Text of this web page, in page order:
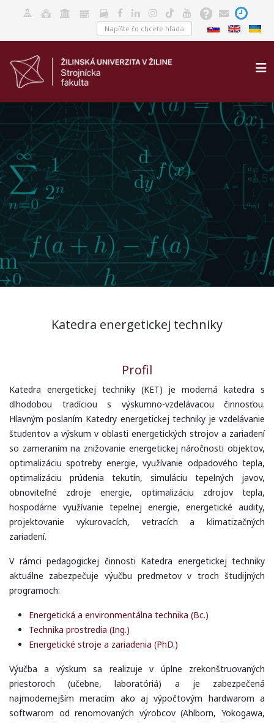
Katedra energetickej techniky
Profil
Katedra energetickej techniky (KET) je moderná katedra s
dlhodobou tradíciou s výskumno-vzdelávacou činnosťou.
Hlavným poslaním Katedry energetickej techniky je vzdelávanie
študentov a výskum v oblasti energetických strojov a zariadení
so zameraním na znižovanie energetickej náročnosti objektov,
optimalizáciu spotreby energie, využívanie odpadového tepla,
optimalizáciu prúdenia tekutín, simuláciu tepelných javov,
obnoviteľné zdroje energie, optimalizáciu zdrojov tepla,
hospodárne využívanie tepelnej energie, energetické audity,
projektovanie vykurovacích, vetracích a klimatizačných
zariadení.
V rámci pedagogickej činnosti Katedra energetickej techniky
aktuálne zabezpečuje výučbu predmetov v troch študijných
programoch:
Energetická a environmentálna technika (Bc.)
Technika prostredia (Ing.)
Energetické stroje a zariadenia (PhD.)
Výučba a výskum sa realizuje v úplne zrekonštruovaných
priestoroch (učebne, laboratóriá) a je zabezpečená
najmodernejším meracím ako aj výpočtovým hardwarom a
softwarom od renomovaných výrobcov (Ahlborn, Yokogawa,